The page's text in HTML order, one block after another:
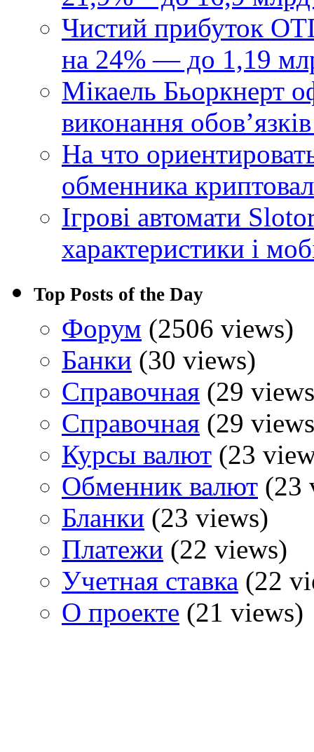
Чистий прибуток
на 24% — до 1,19
Мікаель Бьоркнерт
виконання
На что
обменника
Ігрові автомати
характеристики і
Top Posts of the Day
Форум (2506 views)
Банки (30 views)
Справочная (29
Справочная (29
Курсы валют (23
Обменник валют (23
Бланки (23 views)
Платежи (22 views)
Учетная ставка (22
О проекте (21 views)